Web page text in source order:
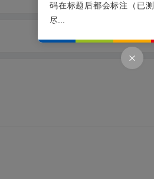
码在标题后都会标注（已
尽...